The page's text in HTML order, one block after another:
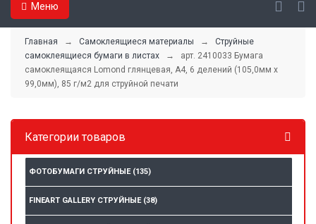
Меню
Главная → Самоклеящиеся материалы → Струйные
самоклеящиеся бумаги в листах
→ арт. 2410033 Бумага
самоклеящаяся Lomond глянцевая, А4, 6 делений (105,0мм х
99,0мм), 85 г/м2 для струйной печати
Категории товаров
ФОТОБУМАГИ СТРУЙНЫЕ (135)
FINEART GALLERY СТРУЙНЫЕ (38)